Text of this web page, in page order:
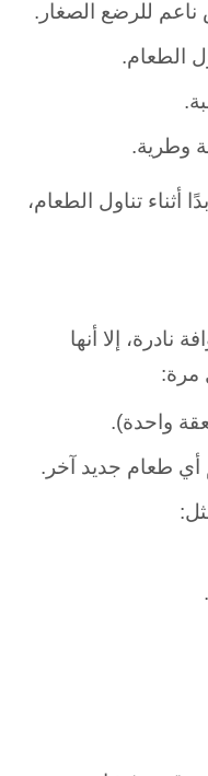
للرضع الصغار.
الطعام.
وطرية.
أثناء تناول الطعام،
إلا أنها
مرة:
واحدة).